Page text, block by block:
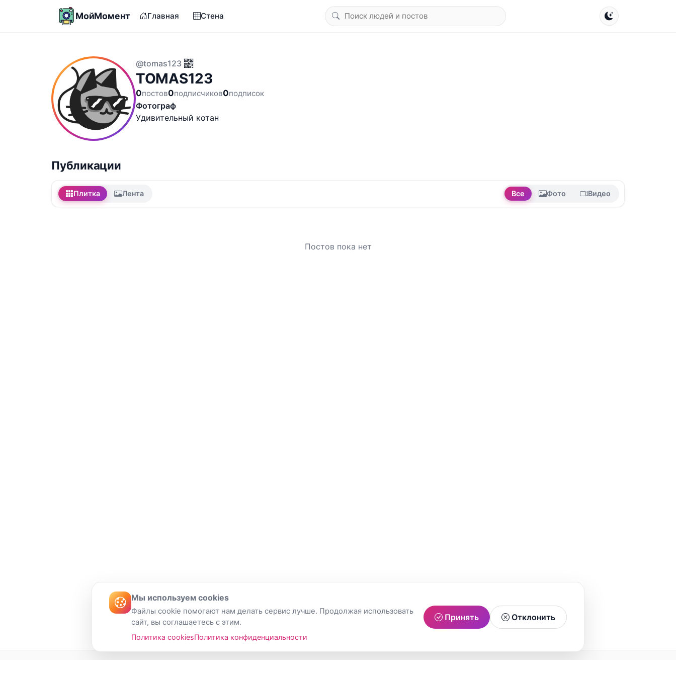
МойМомент Главная Стена
@tomas123
TOMAS123
0постов0подписчиков0подписок
Фотограф
Удивительный котан
Публикации
Плитка Лента Все Фото Видео
Постов пока нет
Мы используем cookies
Файлы cookie помогают нам делать сервис лучше. Продолжая использовать
сайт, вы соглашаетесь с этим.
Политика cookiesПолитика конфиденциальности
Принять Отклонить